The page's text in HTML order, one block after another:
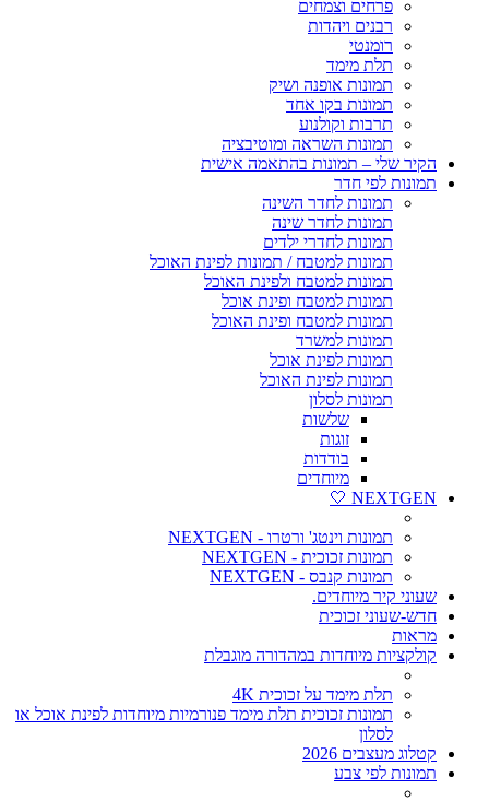
פרחים וצמחים
רבנים ויהדות
רומנטי
תלת מימד
תמונות אופנה ושיק
תמונות בקו אחד
תרבות וקולנוע
תמונות השראה ומוטיבציה
הקיר שלי – תמונות בהתאמה אישית
תמונות לפי חדר
תמונות לחדר השינה
תמונות לחדר שינה
תמונות לחדרי ילדים
תמונות למטבח / תמונות לפינת האוכל
תמונות למטבח ולפינת האוכל
תמונות למטבח ופינת אוכל
תמונות למטבח ופינת האוכל
תמונות למשרד
תמונות לפינת אוכל
תמונות לפינת האוכל
תמונות לסלון
שלשות
זוגות
בודדות
מיוחדים
NEXTGEN 🤍
תמונות וינטג' ורטרו - NEXTGEN
תמונות זכוכית - NEXTGEN
תמונות קנבס - NEXTGEN
שעוני קיר מיוחדים.
חדש-שעוני זכוכית
מראות
קולקציות מיוחדות במהדורה מוגבלת
תלת מימד על זכוכית 4K
תמונות זכוכית תלת מימד פנורמיות מיוחדות לפינת אוכל או
לסלון
קטלוג מעצבים 2026
תמונות לפי צבע